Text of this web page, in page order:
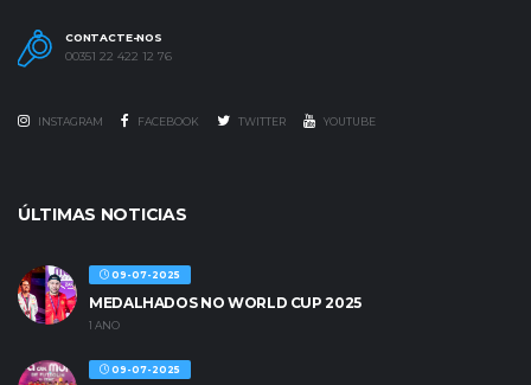
CONTACTE-NOS
00351 22 422 12 76
INSTAGRAM FACEBOOK TWITTER YOUTUBE
ÚLTIMAS NOTICIAS
09-07-2025
MEDALHADOS NO WORLD CUP 2025
1 ANO
09-07-2025